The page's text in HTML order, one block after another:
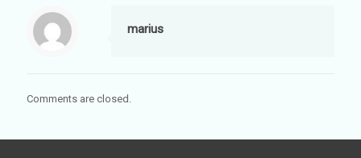
marius
Comments are closed.